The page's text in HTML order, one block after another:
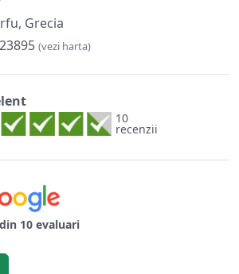
Grecia
(vezi harta)
10
recenzii
din 10 evaluari